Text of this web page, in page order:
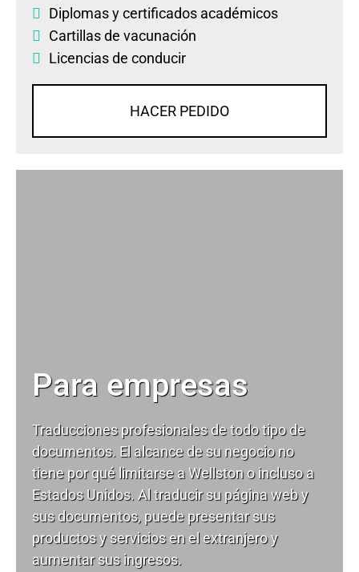
Diplomasycertificados académicos
Cartillas de vacunación
Licencias de conducir
HACER PEDIDO
Para empresas
Traducciones profesionales de todo tipo de
documentos. El alcance de su negocio no
tiene por qué limitarse a Wellston o incluso a
Estados Unidos. Al traducir su página web y
sus documentos, puede presentar sus
productos y servicios en el extranjero y
aumentar sus ingresos.